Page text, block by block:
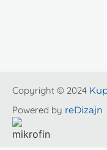
Copyright © 2024
Powered by reDizajn